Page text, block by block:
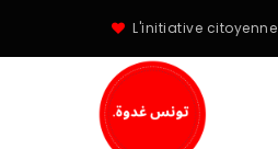
L'initiative citoyenne